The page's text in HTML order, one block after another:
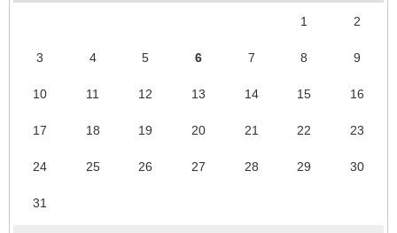
1 2
3 4 5 6 7 8 9
10 11 12 13 14 15 16
17 18 19 20 21 22 23
24 25 26 27 28 29 30
31